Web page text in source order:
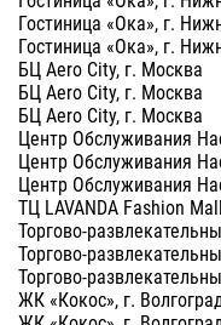
Гостиница «Ока», г.
Гостиница «Ока», г.
БЦ Aero City, г. Москва
БЦ Aero City, г. Москва
БЦ Aero City, г. Москва
Центр Обслуживания
Центр Обслуживания
Центр Обслуживания
ТЦ LAVANDA Fashion
Торгово-
Торгово-
Торгово-
ЖК «Кокос», г.